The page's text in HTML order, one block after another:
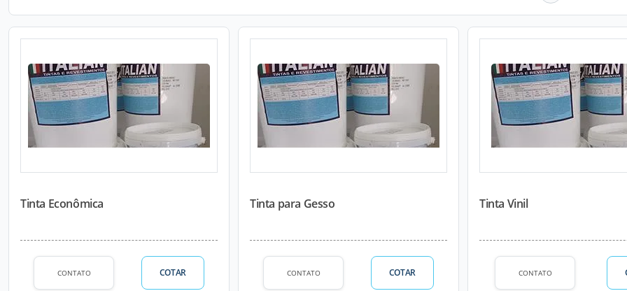
Tinta Econômica
CONTATO COTAR
Tinta para Gesso
CONTATO COTAR
Tinta Vinil
CONTATO